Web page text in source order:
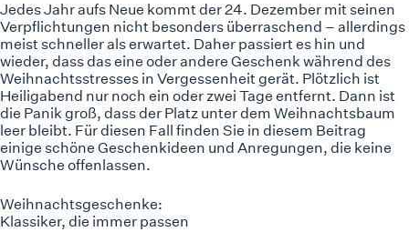
Jedes Jahr aufs Neue kommt der 24. Dezember mit seinen
Verpflichtungen nicht besonders überraschend – allerdings
meist schneller als erwartet. Daher passiert es hin und
wieder, dass das eine oder andere Geschenk während des
Weihnachtsstresses in Vergessenheit gerät. Plötzlich ist
Heiligabend nur noch ein oder zwei Tage entfernt. Dann ist
die Panik groß, dass der Platz unter dem Weihnachtsbaum
leer bleibt. Für diesen Fall finden Sie in diesem Beitrag
einige schöne Geschenkideen und Anregungen, die keine
Wünsche offenlassen.
Weihnachtsgeschenke:
Klassiker, die immer passen